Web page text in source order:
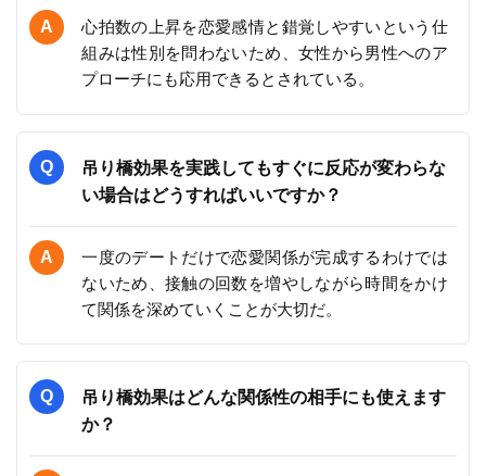
心拍数の上昇を恋愛感情と錯覚しやすいという仕
組みは性別を問わないため、女性から男性へのア
プローチにも応用できるとされている。
吊り橋効果を実践してもすぐに反応が変わらな
い場合はどうすればいいですか？
一度のデートだけで恋愛関係が完成するわけでは
ないため、接触の回数を増やしながら時間をかけ
て関係を深めていくことが大切だ。
吊り橋効果はどんな関係性の相手にも使えます
か？